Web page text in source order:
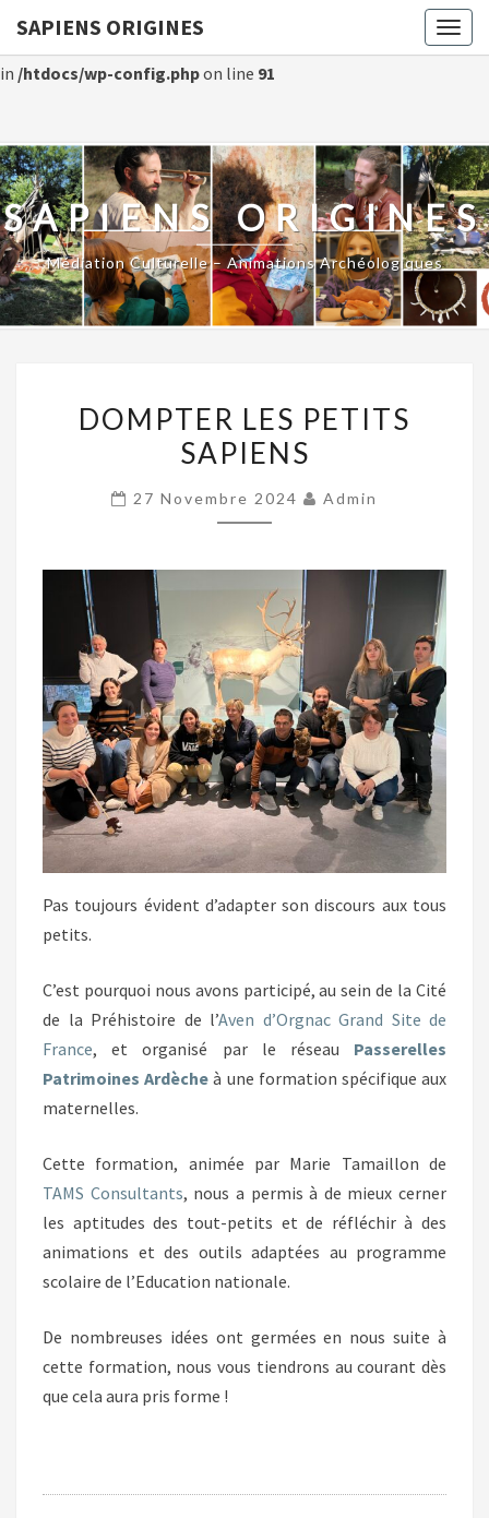
: Constant WP_CRON_LOCK_TIMEOUT already defined
in /htdocs/wp-config.phpon line 91
SAPIENS ORIGINES
SAPIENS ORIGINES
Médiation Culturelle – Animations Archéologiques
LES
PETITS
DOMPTER LES PETITS
SAPIENS
27 Novembre 2024 Admin
Pas toujours évident d’adapter son discours aux tous
petits.
C’est pourquoi nous avons participé, au sein de la Cité
de la Préhistoire de l’Aven d’Orgnac Grand Site de
France, et organisé par le réseau Passerelles
Patrimoines Ardèche à une formation spécifique aux
maternelles.
Cette formation, animée par Marie Tamaillon de
TAMS Consultants, nous a permis à de mieux cerner
les aptitudes des tout-petits et de réfléchir à des
animations et des outils adaptées au programme
scolaire de l’Education nationale.
De nombreuses idées ont germées en nous suite à
cette formation, nous vous tiendrons au courant dès
que cela aura pris forme !